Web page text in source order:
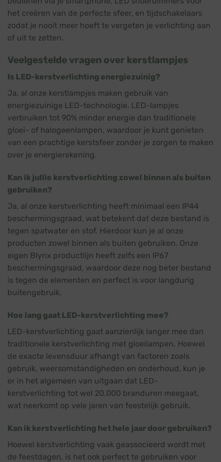
het creëren van de perfecte sfeer, en tijdschakelaars
zodat je nooit meer hoeft te vergeten je verlichting aan
of uit te zetten.
Veelgestelde vragen over kerstlampjes
Is LED-kerstverlichting energiezuinig?
Ja, al onze kerstlampjes maken gebruik van
energiezuinige LED-technologie. LED-lampjes
verbruiken tot 90% minder energie dan traditionele
gloei- of halogeenlampen, waardoor je kunt genieten
van een prachtige kerstsfeer zonder je zorgen te maken
over je energierekening.
Kan ik jullie kerstverlichting zowel binnen als buiten
gebruiken?
Ja, al onze kerstverlichting heeft minimaal een IP44
beschermingsgraad, wat betekent dat deze bestand is
tegen spatwater en stof. Hierdoor kun je al onze
producten zowel binnen als buiten gebruiken. Onze
eigen Blynx productlijn heeft zelfs een IP67
beschermingsgraad, waardoor deze nog beter bestand
is tegen de elementen en perfect is voor langdurig
buitengebruik.
Hoe lang gaat LED-kerstverlichting mee?
LED-kerstverlichting gaat aanzienlijk langer mee dan
traditionele kerstverlichting met gloeilampen. Hoewel
de exacte levensduur afhangt van factoren zoals
gebruik, weersomstandigheden en onderhoud, kun je
er in het algemeen van uitgaan dat LED-
kerstverlichting tot wel 20.000 branduren meegaat,
wat neerkomt op vele jaren van feestelijk gebruik.
Kan ik kerstverlichting het hele jaar door gebruiken?
Hoewel kerstverlichting vaak geassocieerd wordt met
de feestdagen, is het ook perfect te gebruiken voor